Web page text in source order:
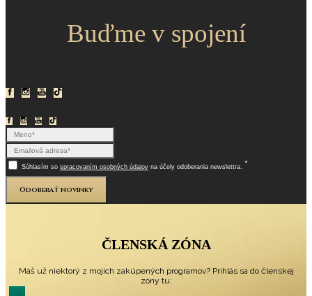
Buďme v spojení
Súhlasím so spracovaním osobných údajov na účely odoberania newslettra. *
Odoberať novinky
ČLENSKÁ ZÓNA
Máš už niektorý z mojich zakúpených programov? Prihlás sa do členskej
zóny tu: